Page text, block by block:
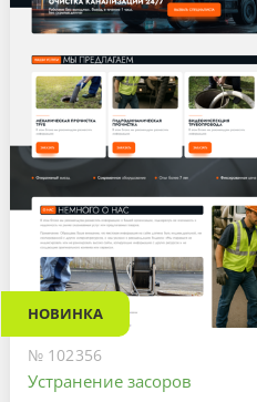
НОВИНКА
№ 102356
Устранение засоров